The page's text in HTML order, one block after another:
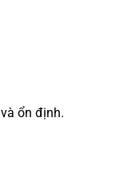
ổn định.